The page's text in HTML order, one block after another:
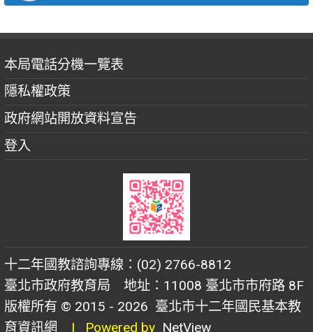
本局電話分機一覽表
隱私權政策
政府網站開放資料宣告
登入
十二年國教諮詢專線：(02) 2766-8812
臺北市政府教育局 地址：11008 臺北市市府路 8F
版權所有 © 2015 - 2026 臺北市十二年國民基本教
育資訊網
| Powered by NetView